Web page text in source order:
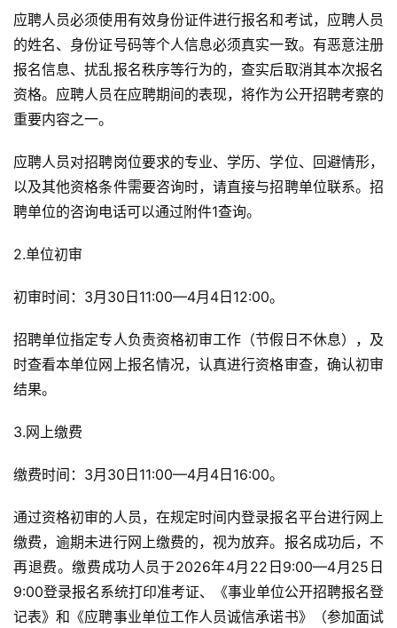
应聘人员必须使用有效身份证件进行报名和考试，应聘人员
的姓名、身份证号码等个人信息必须真实一致。有恶意注册
报名信息、扰乱报名秩序等行为的，查实后取消其本次报名
资格。应聘人员在应聘期间的表现，将作为公开招聘考察的
重要内容之一。
应聘人员对招聘岗位要求的专业、学历、学位、回避情形，
以及其他资格条件需要咨询时，请直接与招聘单位联系。招
聘单位的咨询电话可以通过附件1查询。
2.单位初审
初审时间：3月30日11:00—4月4日12:00。
招聘单位指定专人负责资格初审工作（节假日不休息），及
时查看本单位网上报名情况，认真进行资格审查，确认初审
结果。
3.网上缴费
缴费时间：3月30日11:00—4月4日16:00。
通过资格初审的人员，在规定时间内登录报名平台进行网上
缴费，逾期未进行网上缴费的，视为放弃。报名成功后，不
再退费。缴费成功人员于2026年4月22日9:00—4月25日
9:00登录报名系统打印准考证、《事业单位公开招聘报名登
记表》和《应聘事业单位工作人员诚信承诺书》（参加面试